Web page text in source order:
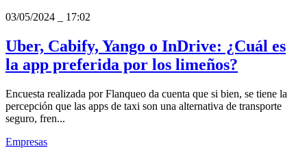
03/05/2024
17:02
Uber, Cabify, Yango o InDrive: ¿Cuál es
la app preferida por los limeños?
Encuesta realizada por Flanqueo da cuenta que si bien, se tiene la
percepción que las apps de taxi son una alternativa de transporte
seguro, fren...
Empresas